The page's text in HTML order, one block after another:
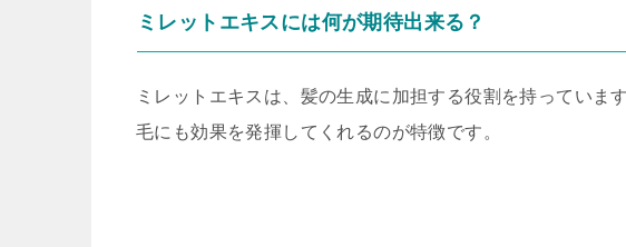
ミレットエキスには何が期待出来る？
ミレットエキスは、髪の生成に加担する役割を持っていま
毛にも効果を発揮してくれるのが特徴です。